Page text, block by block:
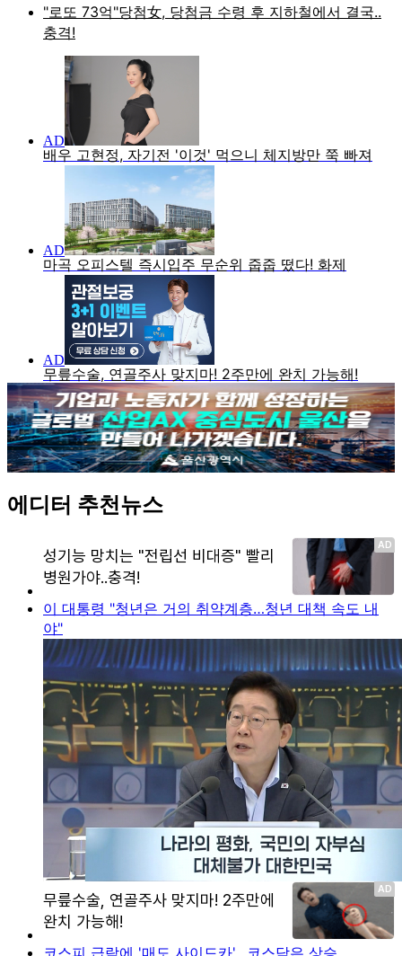
에디터 추천뉴스
이 대통령 "청년은 거의 취약계층…청년 대책 속도 내
야"
코스피 급락에 '매도 사이드카'…코스닥은 상승